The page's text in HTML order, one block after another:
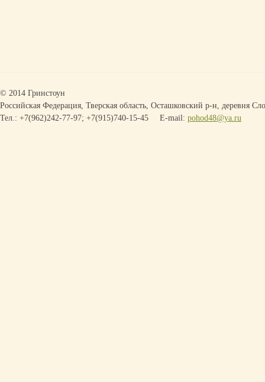
© 2014 Гринстоун
Российская Федерация, Тверская область, Осташковский р-н, деревня
Тел.: +7(962)242-77-97; +7(915)740-15-45
E-mail: pohod48@ya.ru